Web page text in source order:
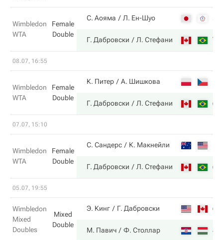
Wimbledon
WTA
Female
Double
С. Аояма Л. Ен-Шуо 5
Г. Дабровски Л. Стефани 7
08.07, 16:55
Wimbledon
WTA
Female
Double
К. Питер А. Шишкова
Г. Дабровски Л. Стефани 6
07.07, 15:10
Wimbledon
WTA
Female
Double
С. Сандерс К. Макнейли
Г. Дабровски Л. Стефани 6
05.07, 19:55
Wimbledon
Mixed
Doubles
Mixed
Double
Э. Кинг Г. Дабровски 6
М. Павич Ф. Столлар 4